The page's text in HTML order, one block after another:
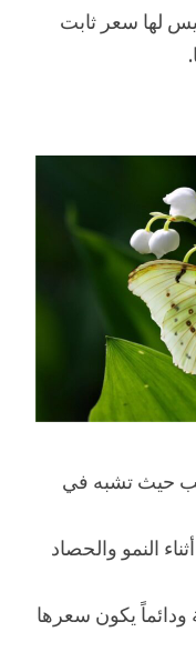
لها سعر ثابت
حيث تشبه في
النمو والحصاد
ودائماً يكون سعرها